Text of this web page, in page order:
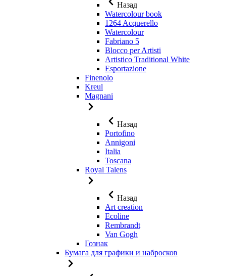
Назад
Watercolour book
1264 Acquerello
Watercolour
Fabriano 5
Blocco per Artisti
Artistico Traditional White
Esportazione
Finenolo
Kreul
Magnani
Назад
Portofino
Annigoni
Italia
Toscana
Royal Talens
Назад
Art creation
Ecoline
Rembrandt
Van Gogh
Гознак
Бумага для графики и набросков